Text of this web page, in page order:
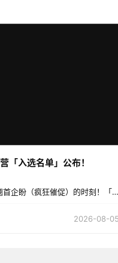
「入选名单」公布！
流火盛夏，迎来了大学生摄影师们翘首企盼（疯狂催促）的时刻！「2026米拍全国大学生摄影夏令营」将奔赴
2026-08-